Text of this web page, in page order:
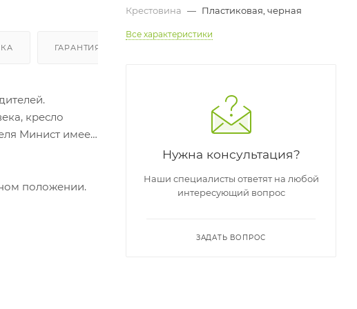
ГАРАНТИЯ И ВОЗВРАТ
кресло
Минист имеет
положении.
Крестовина — Пластиковая, черная
Все характеристики
Нужна консультация?
Наши специалисты ответят на любой
интересующий вопрос
ЗАДАТЬ ВОПРОС